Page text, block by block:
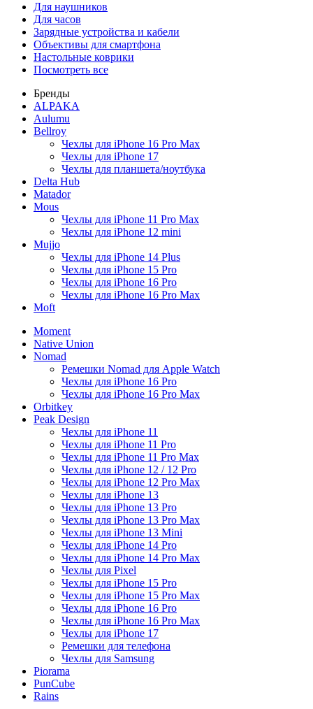
Для наушников
Для часов
Зарядные устройства и кабели
Объективы для смартфона
Настольные коврики
Посмотреть все
Бренды
ALPAKA
Aulumu
Bellroy
Чехлы для iPhone 16 Pro Max
Чехлы для iPhone 17
Чехлы для планшета/ноутбука
Delta Hub
Matador
Mous
Чехлы для iPhone 11 Pro Max
Чехлы для iPhone 12 mini
Mujjo
Чехлы для iPhone 14 Plus
Чехлы для iPhone 15 Pro
Чехлы для iPhone 16 Pro
Чехлы для iPhone 16 Pro Max
Moft
Moment
Native Union
Nomad
Ремешки Nomad для Apple Watch
Чехлы для iPhone 16 Pro
Чехлы для iPhone 16 Pro Max
Orbitkey
Peak Design
Чехлы для iPhone 11
Чехлы для iPhone 11 Pro
Чехлы для iPhone 11 Pro Max
Чехлы для iPhone 12 / 12 Pro
Чехлы для iPhone 12 Pro Max
Чехлы для iPhone 13
Чехлы для iPhone 13 Pro
Чехлы для iPhone 13 Pro Max
Чехлы для iPhone 13 Mini
Чехлы для iPhone 14 Pro
Чехлы для iPhone 14 Pro Max
Чехлы для Pixel
Чехлы для iPhone 15 Pro
Чехлы для iPhone 15 Pro Max
Чехлы для iPhone 16 Pro
Чехлы для iPhone 16 Pro Max
Чехлы для iPhone 17
Ремешки для телефона
Чехлы для Samsung
Piorama
PunCube
Rains